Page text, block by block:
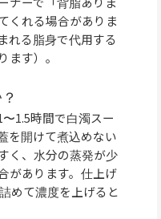
くれる場合がありま
れる脂身で代用する
ます）。
1.5時間で白濁スー
を開けて煮込めない
く、水分の蒸発が少
があります。仕上げ
めて濃度を上げると